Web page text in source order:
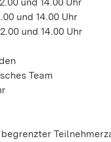
und 14.00 Uhr
und 14.00 Uhr
Team